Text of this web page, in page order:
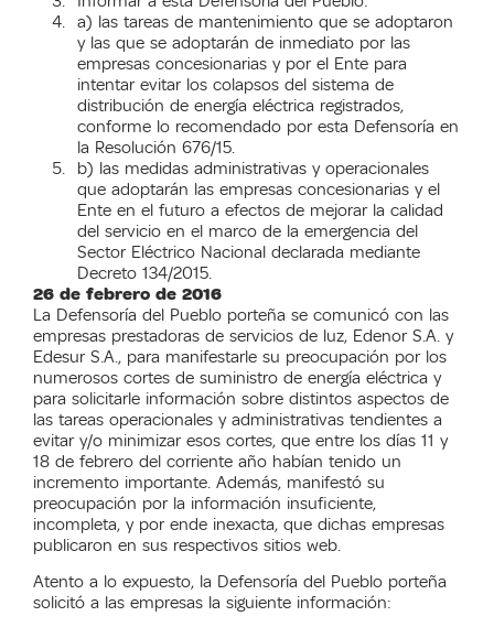
a) las tareas de mantenimiento que se adoptaron
y las que se adoptarán de inmediato por las
empresas concesionarias y por el Ente para
intentar evitar los colapsos del sistema de
distribución de energía eléctrica registrados,
conforme lo recomendado por esta Defensoría en
la Resolución 676/15.
b) las medidas administrativas y operacionales
que adoptarán las empresas concesionarias y el
Ente en el futuro a efectos de mejorar la calidad
del servicio en el marco de la emergencia del
Sector Eléctrico Nacional declarada mediante
Decreto 134/2015.
26 de febrero de 2016
La Defensoría del Pueblo porteña se comunicó con las
empresas prestadoras de servicios de luz, Edenor S.A. y
Edesur S.A., para manifestarle su preocupación por los
numerosos cortes de suministro de energía eléctrica y
para solicitarle información sobre distintos aspectos de
las tareas operacionales y administrativas tendientes a
evitar y/o minimizar esos cortes, que entre los días 11 y
18 de febrero del corriente año habían tenido un
incremento importante. Además, manifestó su
preocupación por la información insuficiente,
incompleta, y por ende inexacta, que dichas empresas
publicaron en sus respectivos sitios web.
Atento a lo expuesto, la Defensoría del Pueblo porteña
solicitó a las empresas la siguiente información: